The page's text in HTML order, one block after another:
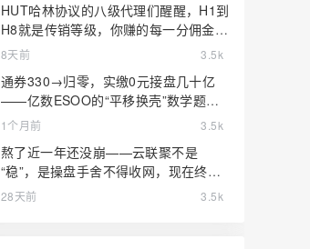
HUT哈林协议的八级代理们醒醒，H1到
H8就是传销等级，你赚的每一分佣金都
是赃款
8天前 3.5k
通券330→归零，实缴0元接盘几十亿
——亿数ESOO的“平移换壳”数学题，
算完就赶紧跑
1个月前 3.5k
熬了近一年还没崩——云联聚不是
“稳”，是操盘手舍不得收网，现在终于
要收了
28天前 3.5k